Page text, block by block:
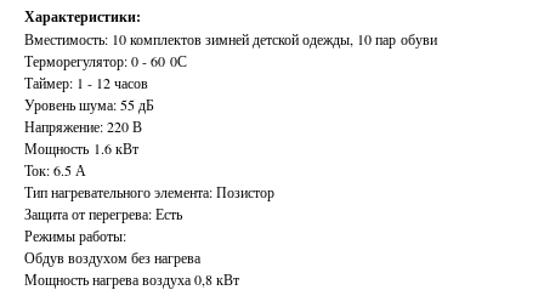
Характеристики:
Вместимость: 10 комплектов зимней детской одежды, 10 пар обуви
Терморегулятор: 0 - 60 0С
Таймер: 1 - 12 часов
Уровень шума: 55 дБ
Напряжение: 220 В
Мощность 1.6 кВт
Ток: 6.5 А
Тип нагревательного элемента: Позистор
Защита от перегрева: Есть
Режимы работы:
Обдув воздухом без нагрева
Мощность нагрева воздуха 0,8 кВт